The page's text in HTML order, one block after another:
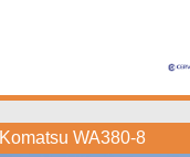
Komatsu WA380-8